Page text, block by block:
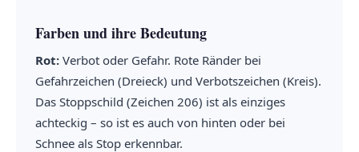
Farben und ihre Bedeutung
Rot: Verbot oder Gefahr. Rote Ränder bei
Gefahrzeichen (Dreieck) und Verbotszeichen (Kreis).
Das Stoppschild (Zeichen 206) ist als einziges
achteckig – so ist es auch von hinten oder bei
Schnee als Stop erkennbar.